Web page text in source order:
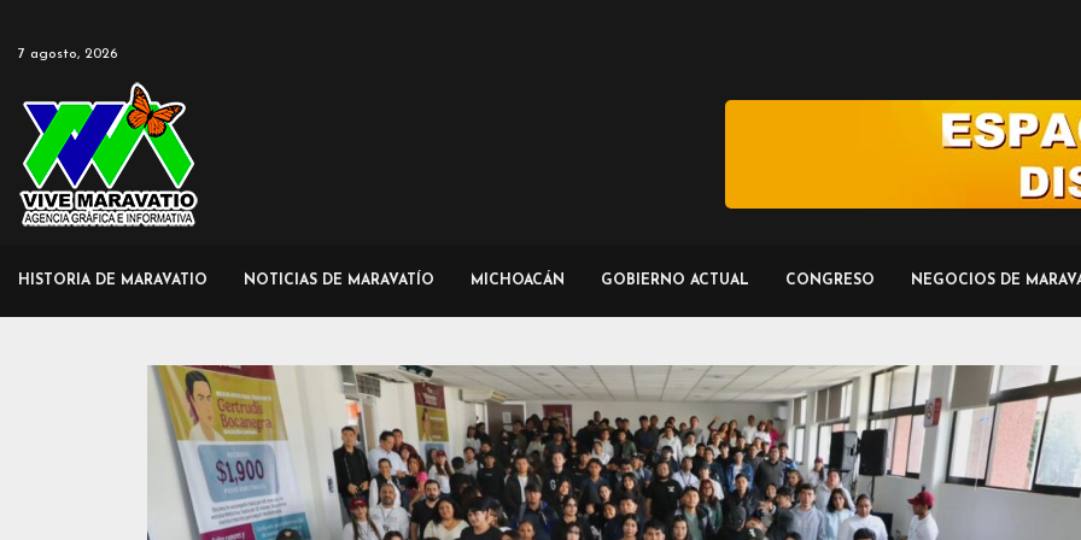
7 agosto, 2026
HISTORIA DE MARAVATIO NOTICIAS DE MARAVATÍO MICHOACÁN GOBIERNO ACTUAL CONGRESO NEGOCIOS DE